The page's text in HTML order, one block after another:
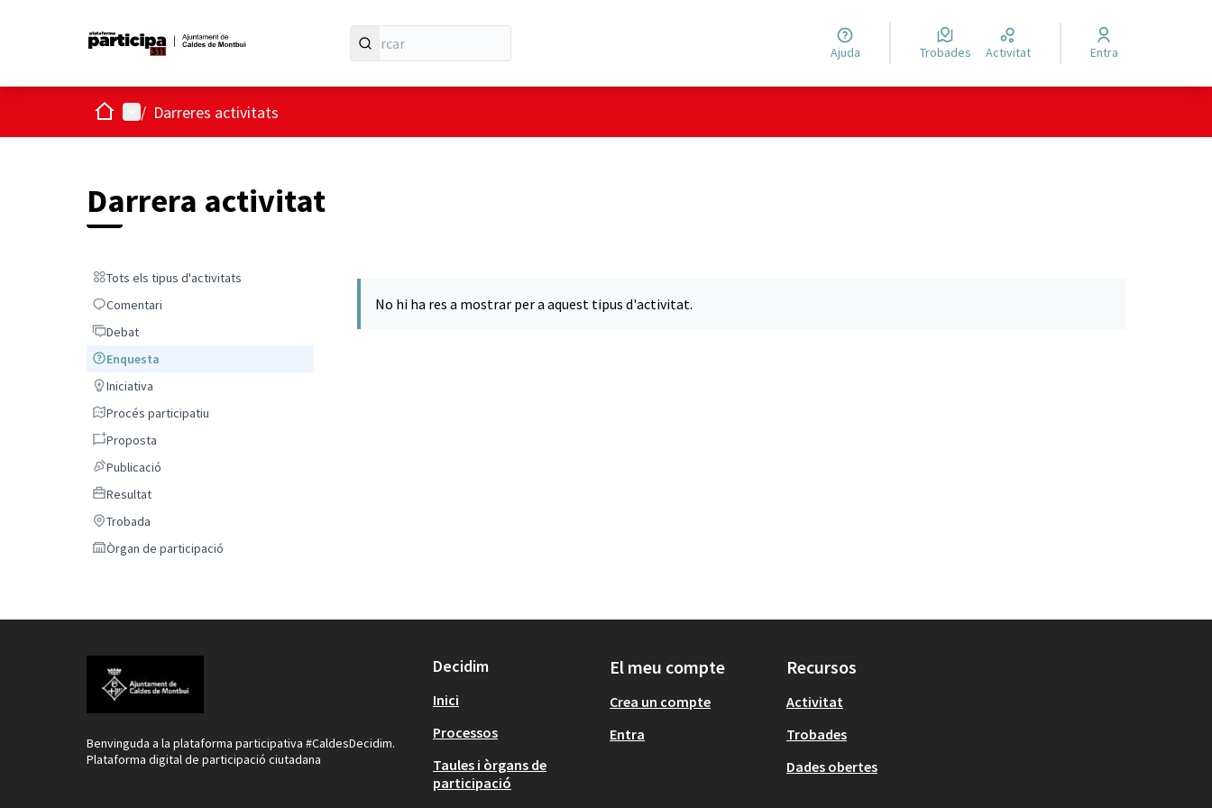
Ajuda Trobades Activitat Entra
Inici Menú principal
/ Darreres activitats
Darrera activitat
Tots els tipus d'activitats
Tots els tipus d'activitats
Comentari
Comentari
DebatDebat
Enquesta
Enquesta
Iniciativa
Iniciativa
Procés participatiu
Procés participatiu
Proposta
Proposta
Publicació
Publicació
Resultat
Resultat
Trobada
Trobada
Òrgan de participació
Òrgan de participació
No hi ha res a mostrar per a aquest tipus d'activitat.
Benvinguda a la plataforma participativa #CaldesDecidim.
Plataforma digital de participació ciutadana
Decidim
Inici
Processos
Taules i òrgans de
participació
El meu compte
Crea un compte
Entra
Recursos
Activitat
Trobades
Dades obertes